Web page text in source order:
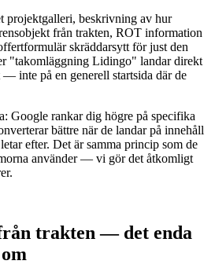
projektgalleri, beskrivning av hur
från trakten, ROT information
skräddarsytt för just den
"takomläggning Lidingo" landar direkt
inte på en generell startsida där de
Google rankar dig högre på specifika
bättre när de landar på innehåll
efter. Det är samma princip som de
använder — vi gör det åtkomligt
trakten — det enda